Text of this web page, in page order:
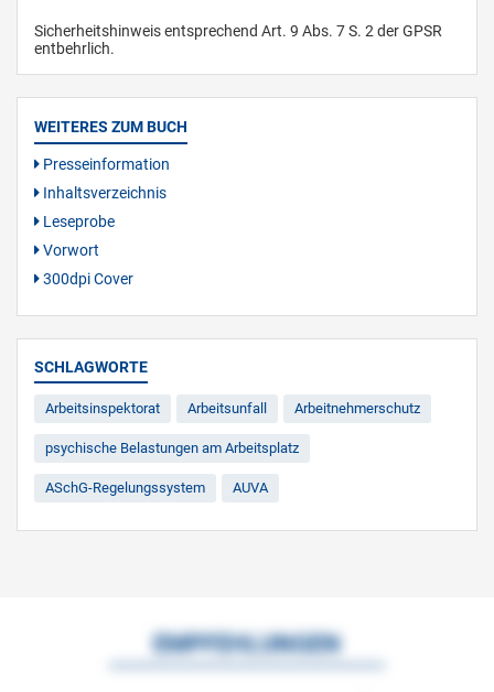
Sicherheitshinweis entsprechend Art. 9 Abs. 7 S. 2 der GPSR
entbehrlich.
WEITERES ZUM BUCH
Presseinformation
Inhaltsverzeichnis
Leseprobe
Vorwort
300dpi Cover
SCHLAGWORTE
Arbeitsinspektorat Arbeitsunfall Arbeitnehmerschutz
psychische Belastungen am Arbeitsplatz
ASchG-Regelungssystem AUVA
EMPFEHLUNGEN